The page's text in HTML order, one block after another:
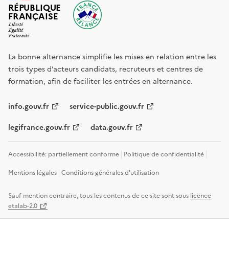
RÉPUBLIQUE
FRANÇAISE
La bonne alternance simplifie les mises en relation entre les
trois types d’acteurs candidats, recruteurs et centres de
formation, afin de faciliter les entrées en alternance.
info.gouv.fr service-public.gouv.fr
legifrance.gouv.fr data.gouv.fr
Accessibilité: partiellement conforme Politique de confidentialité
Mentions légales Conditions générales d'utilisation
Sauf mention contraire, tous les contenus de ce site sont sous licence
etalab-2.0